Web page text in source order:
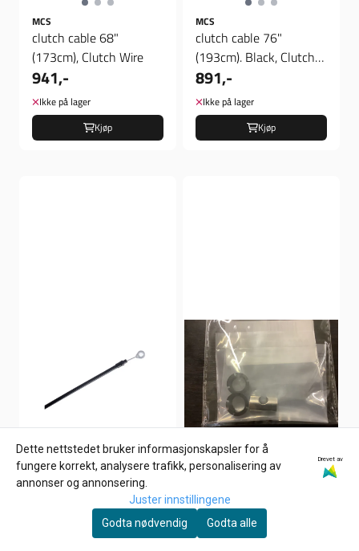
MCS
clutch cable 68"
(173cm), Clutch Wire
941,-
Ikke på lager
Kjøp
MCS
clutch cable 76"
(193cm). Black, Clutch
Wire
891,-
Ikke på lager
Kjøp
Dette nettstedet bruker informasjonskapsler for å
fungere korrekt, analysere trafikk, personalisering av
annonser og annonsering.
Drevet av
Juster innstillingene
Godta nødvendig
Godta alle